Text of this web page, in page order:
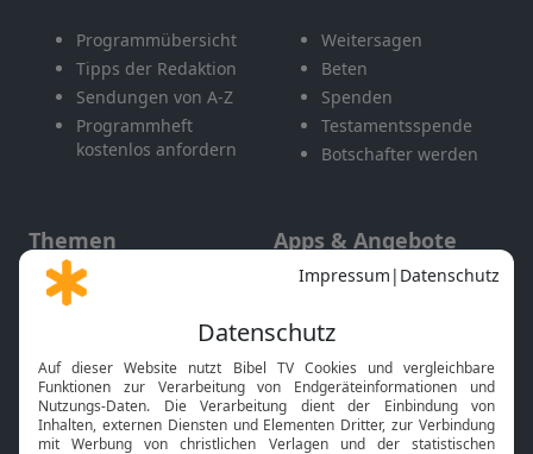
Programmübersicht
Tipps der Redaktion
Sendungen von A-Z
Programmheft
kostenlos anfordern
Weitersagen
Beten
Spenden
Testamentsspende
Botschafter werden
Themen
Gott und Bibel erklärt
Neuigkeiten
Apps & Angebote
Mobile App
Smart TV
HbbTV
Bibelthek Online-Bibel